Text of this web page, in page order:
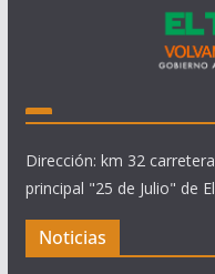
Dirección: km 32
principal "25 de Julio" de
Noticias